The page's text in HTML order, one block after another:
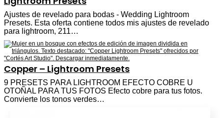
Ajustes de revelado para bodas - Wedding Lightroom
Presets. Esta oferta contiene todos mis ajustes de revelado
para lightroom, 211…
Copper – Lightroom Presets
9 PRESETS PARA LIGHTROOM EFECTO COBRE U
OTOÑAL PARA TUS FOTOS Efecto cobre para tus fotos.
Convierte los tonos verdes…